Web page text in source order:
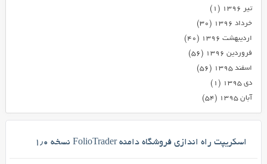
تیر ۱۳۹۶
(۱)
خرداد ۱۳۹۶
(۳۰)
اردیبهشت ۱۳۹۶
(۴۰)
فروردین ۱۳۹۶
(۵۶)
اسفند ۱۳۹۵
(۵۶)
دی ۱۳۹۵
(۱)
آبان ۱۳۹۵
(۵۴)
اسکریپت راه اندازی فروشگاه دامنه FolioTrader نسخه ۱٫۰